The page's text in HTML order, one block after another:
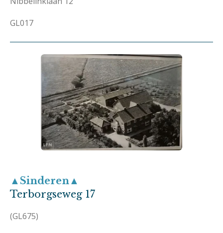
GL017
▲Sinderen▲
Terborgseweg 17
(GL675)